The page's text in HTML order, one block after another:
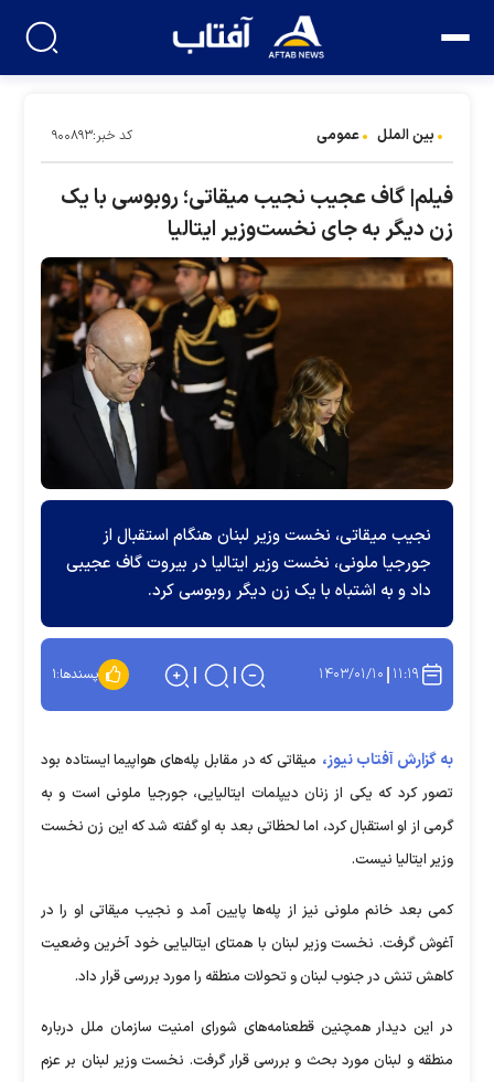
بین الملل عمومی کد خبر:۹۰۰۸۹۳
فیلم| گاف عجیب نجیب میقاتی؛ روبوسی با یک
زن دیگر به جای نخست‌وزیر ایتالیا
نجیب میقاتی، نخست وزیر لبنان هنگام استقبال از
جورجیا ملونی، نخست وزیر ایتالیا در بیروت گاف عجیبی
داد و به اشتباه با یک زن دیگر روبوسی کرد.
۱۱:۱۹ ۱۴۰۳/۰۱/۱۰ پسندها:۱
به گزارش آفتاب نیوز، میقاتی که در مقابل پله‌های هواپیما ایستاده بود
تصور کرد که یکی از زنان دیپلمات ایتالیایی، جورجیا ملونی است و به
گرمی از او استقبال کرد، اما لحظاتی بعد به او گفته شد که این زن نخست
وزیر ایتالیا نیست.
کمی بعد خانم ملونی نیز از پله‌ها پایین آمد و نجیب میقاتی او را در
آغوش گرفت. نخست وزیر لبنان با همتای ایتالیایی خود آخرین وضعیت
کاهش تنش در جنوب لبنان و تحولات منطقه را مورد بررسی قرار داد.
در این دیدار همچنین قطعنامه‌های شورای امنیت سازمان ملل درباره
منطقه و لبنان مورد بحث و بررسی قرار گرفت. نخست وزیر لبنان بر عزم